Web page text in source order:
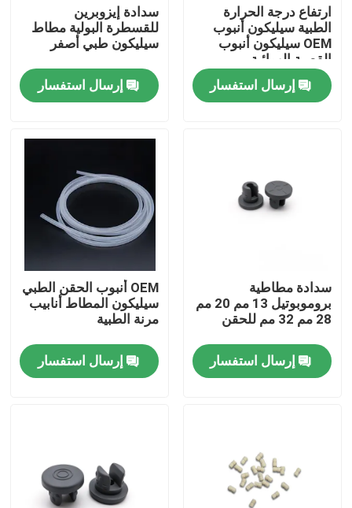
منزل
المنتجات
جولة في المعمل
اتصل بنا
طلب اقتباس
سدادة مطاطية طبية
مكبس حقنة مطاطية
ارتفاع درجة الحرارة
الطبية سيليكون أنبوب
OEM سيليكون أنبوب
القصبة الهوائية
إرسال استفسار
سدادة إيزوبرين
للقسطرة البولية مطاط
سيليكون طبي أصفر
إرسال استفسار
سدادة مطاطية
بروموبوتيل 13 مم 20 مم
28 مم 32 مم للحقن
إرسال استفسار
OEM أنبوب الحقن الطبي
سيليكون المطاط أنابيب
مرنة الطبية
إرسال استفسار